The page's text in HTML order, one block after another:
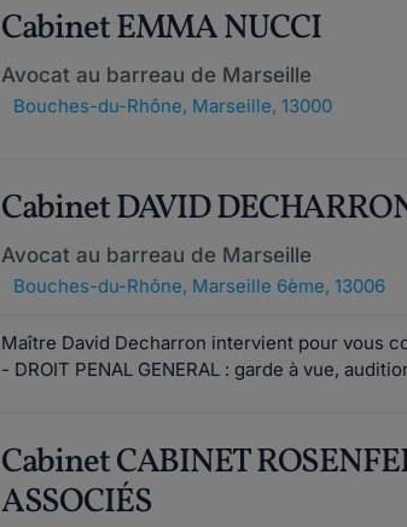
Cabinet EMMA NUCCI
Avocat au barreau de Marseille
Bouches-du-Rhône, Marseille, 13000
Cabinet DAVID
Avocat au barreau de Marseille
Bouches-du-Rhône, Marseille 6ème, 13006
Maître David Decharron intervient pour vous
- DROIT PENAL GENERAL : garde à vue,
Cabinet CABINET
ASSOCIÉS